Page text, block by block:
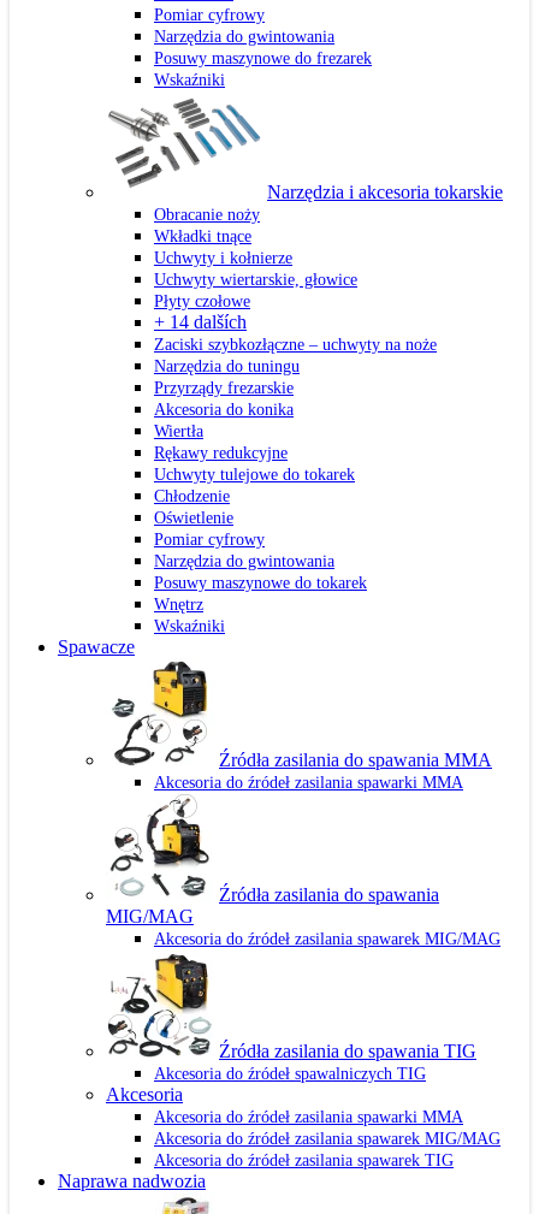
Pomiar cyfrowy
Narzędzia do gwintowania
Posuwy maszynowe do frezarek
Wskaźniki
Narzędzia i akcesoria tokarskie
Obracanie noży
Wkładki tnące
Uchwyty i kołnierze
Uchwyty wiertarskie, głowice
Płyty czołowe
+ 14 dalších
Zaciski szybkozłączne – uchwyty na noże
Narzędzia do tuningu
Przyrządy frezarskie
Akcesoria do konika
Wiertła
Rękawy redukcyjne
Uchwyty tulejowe do tokarek
Chłodzenie
Oświetlenie
Pomiar cyfrowy
Narzędzia do gwintowania
Posuwy maszynowe do tokarek
Wnętrz
Wskaźniki
Spawacze
Źródła zasilania do spawania MMA
Akcesoria do źródeł zasilania spawarki MMA
Źródła zasilania do spawania
MIG/MAG
Akcesoria do źródeł zasilania spawarek MIG/MAG
Źródła zasilania do spawania TIG
Akcesoria do źródeł spawalniczych TIG
Akcesoria
Akcesoria do źródeł zasilania spawarki MMA
Akcesoria do źródeł zasilania spawarek MIG/MAG
Akcesoria do źródeł zasilania spawarek TIG
Naprawa nadwozia